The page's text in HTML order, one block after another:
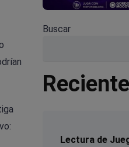
Buscar
Lectura de